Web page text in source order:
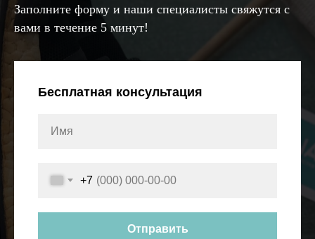
Заполните форму и наши специалисты свяжутся с
вами в течение 5 минут!
Бесплатная консультация
+7
Отправить